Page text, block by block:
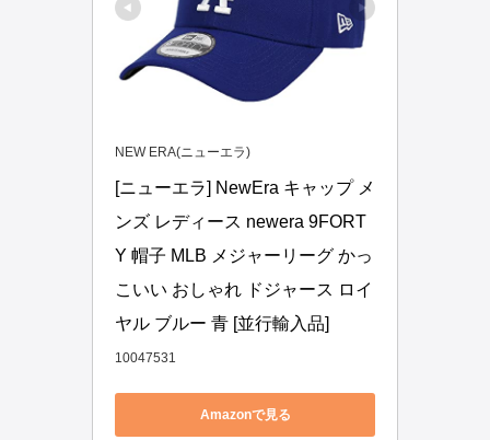
NEW ERA(ニューエラ)
[ニューエラ] NewEra キャップ メ
ンズ レディース newera 9FORT
Y 帽子 MLB メジャーリーグ かっ
こいい おしゃれ ドジャース ロイ
ヤル ブルー 青 [並行輸入品]
10047531
Amazonで見る